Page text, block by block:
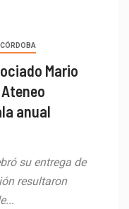
Mario
anual
su entrega de
resultaron